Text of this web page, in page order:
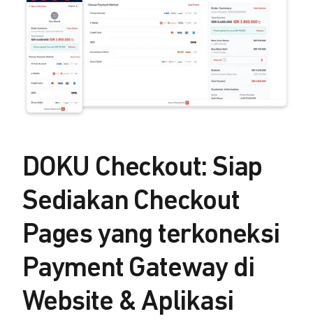
DOKU Checkout: Siap
Sediakan Checkout
Pages yang terkoneksi
Payment Gateway di
Website & Aplikasi